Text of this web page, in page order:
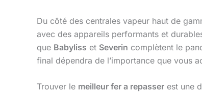
Du côté des centrales vapeur haut de
avec des appareils performants et
que Babyliss et Severin complètent le
final dépendra de l’importance que vous
Trouver le meilleur fer a repasser est une